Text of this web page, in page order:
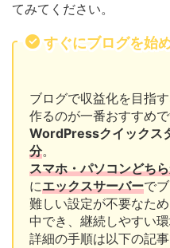
てみてください。
すぐにブログを始
ブログで収益化を目指
作るのが一番おすすめで
WordPressクイックス
分。
スマホ・パソコンどち
にエックスサーバーで
難しい設定が不要なた
中でき、継続しやすい環
詳細の手順は以下の記事